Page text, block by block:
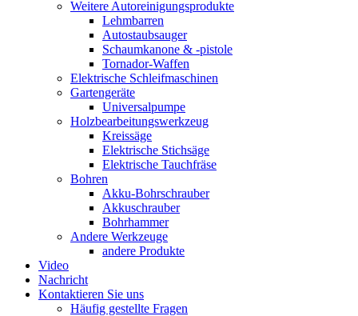
Weitere Autoreinigungsprodukte
Lehmbarren
Autostaubsauger
Schaumkanone & -pistole
Tornador-Waffen
Elektrische Schleifmaschinen
Gartengeräte
Universalpumpe
Holzbearbeitungswerkzeug
Kreissäge
Elektrische Stichsäge
Elektrische Tauchfräse
Bohren
Akku-Bohrschrauber
Akkuschrauber
Bohrhammer
Andere Werkzeuge
andere Produkte
Video
Nachricht
Kontaktieren Sie uns
Häufig gestellte Fragen